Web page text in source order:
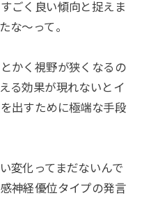
ごく良い傾向と捉えま
な〜って。
かく視野が狭くなるの
る効果が現れないとイ
出すために極端な手段
変化ってまだないんで
神経優位タイプの発言